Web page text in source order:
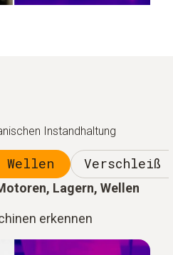
Instandhaltung
Verschleiß
Lagern, Wellen
erkennen